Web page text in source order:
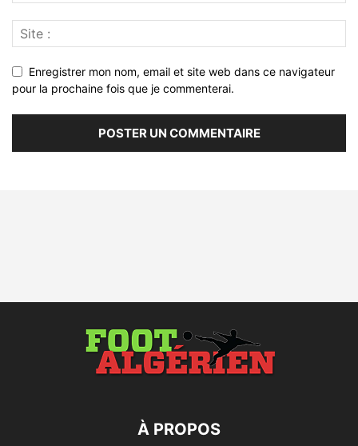
Enregistrer mon nom, email et site web dans ce navigateur
pour la prochaine fois que je commenterai.
À PROPOS